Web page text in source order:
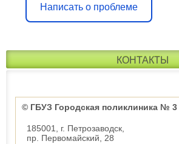
Написать о проблеме
КОНТАКТЫ
© ГБУЗ Городская поликлиника № 3
185001, г. Петрозаводск,
пр. Первомайский, 28